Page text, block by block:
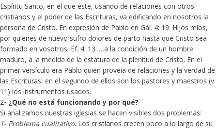
Espíritu Santo, en el que éste, usando de relaciones con otros
cristianos y el poder de las Escrituras, va edificando en nosotros la
persona de Cristo. En expresión de Pablo en Gál. 4: 19: Hijos míos,
por quienes de nuevo sufro dolores de parto hasta que Cristo sea
formado en vosotros. Ef. 4: 13: …a la condición de un hombre
maduro, a la medida de la estatura de la plenitud de Cristo. En el
primer versículo era Pablo quien proveía de relaciones y la verdad de
las Escrituras, en el segundo de ellos son los pastores y maestros (v.
11) los instrumentos usados.
2- ¿Qué no está funcionando y por qué?
Si analizamos nuestras iglesias se hacen visibles dos problemas:
1- Problema cualitativo. Los cristianos crecen poco a lo largo de su